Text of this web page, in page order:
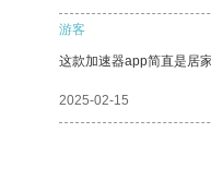
游客
这款加速器app简直是居
2025-02-15